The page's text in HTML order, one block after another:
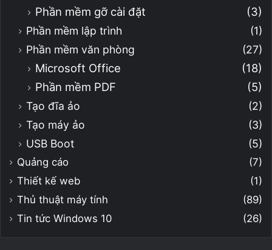
Phần mềm gỡ cài đặt
(3)
Phần mềm lập trình
(1)
Phần mềm văn phòng
(27)
Microsoft Office
(18)
Phần mềm PDF
(5)
Tạo đĩa ảo
(2)
Tạo máy ảo
(3)
USB Boot
(5)
Quảng cáo
(7)
Thiết kế web
(1)
Thủ thuật máy tính
(89)
Tin tức Windows 10
(26)